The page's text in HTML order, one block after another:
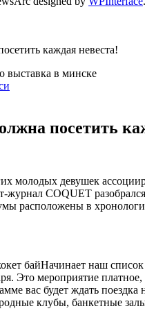
каждая невеста!
посетить
молодых девушек
журнал COQUET
расположены в
Начинает наш
Это мероприятие
вас будет ждать
клубы, банкетные